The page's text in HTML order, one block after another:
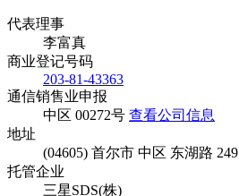
代表理事
李富真
商业登记号码
203-81-43363
通信销售业申报
中区 00272号 查看公司信息
地址
(04605) 首尔市 中区 东湖路 249
托管企业
三星SDS(株)